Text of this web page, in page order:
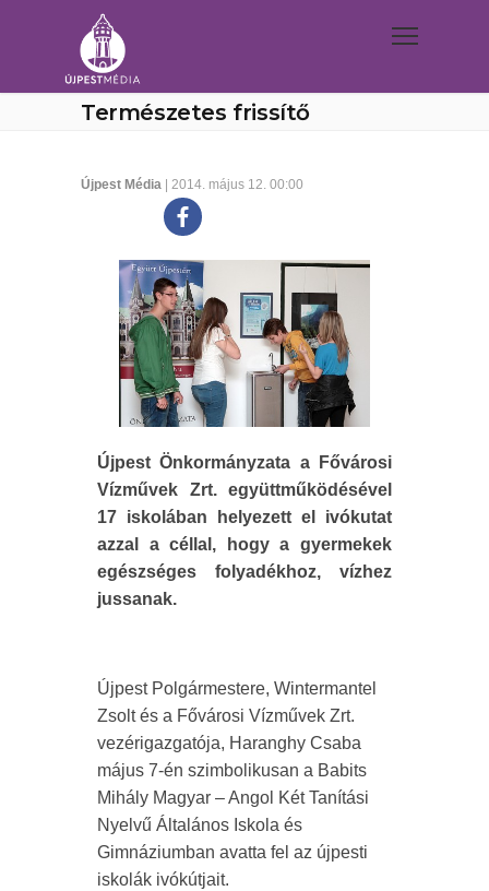
Természetes frissítő
Újpest Média | 2014. május 12. 00:00
Újpest Önkormányzata a Fővárosi
Vízművek Zrt. együttműködésével
17 iskolában helyezett el ivókutat
azzal a céllal, hogy a gyermekek
egészséges folyadékhoz, vízhez
jussanak.
Újpest Polgármestere, Wintermantel
Zsolt és a Fővárosi Vízművek Zrt.
vezérigazgatója, Haranghy Csaba
május 7-én szimbolikusan a Babits
Mihály Magyar – Angol Két Tanítási
Nyelvű Általános Iskola és
Gimnáziumban avatta fel az újpesti
iskolák ivókútjait.